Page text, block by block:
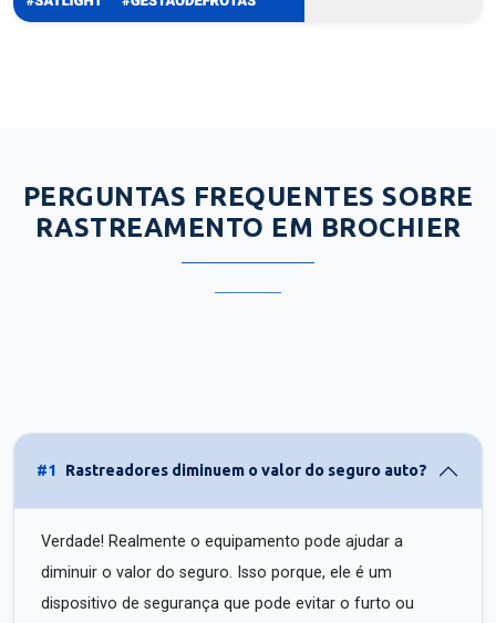
PERGUNTAS FREQUENTES SOBRE
RASTREAMENTO EM BROCHIER
#1 Rastreadores diminuem o valor do seguro auto?
Verdade! Realmente o equipamento pode ajudar a
diminuir o valor do seguro. Isso porque, ele é um
dispositivo de segurança que pode evitar o furto ou